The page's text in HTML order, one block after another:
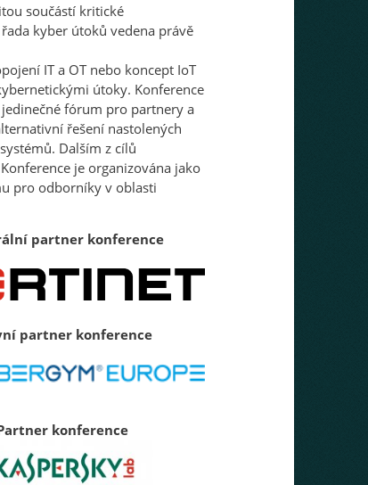
součástí kritické
kyber útoků vedena právě
IT a OT nebo koncept IoT
útoky. Konference
fórum pro partnery a
řešení nastolených
Dalším z cílů
je organizována jako
pro odborníky v oblasti
partner konference
partner konference
konference